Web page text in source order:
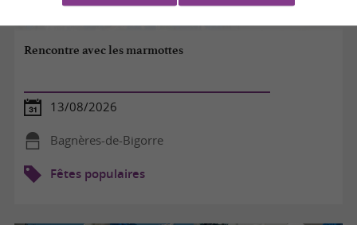
Rencontre avec les marmottes
13/08/2026
Bagnères-de-Bigorre
Fêtes populaires